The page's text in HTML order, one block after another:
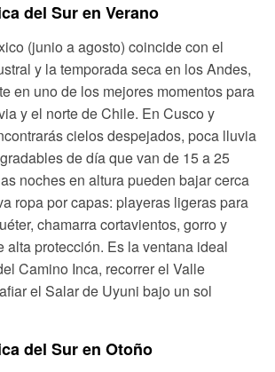
del Sur en Verano
(junio a agosto) coincide con el
y la temporada seca en los Andes,
en uno de los mejores momentos para
y el norte de Chile. En Cusco y
cielos despejados, poca lluvia
de día que van de 15 a 25
noches en altura pueden bajar cerca
ropa por capas: playeras ligeras para
chamarra cortavientos, gorro y
alta protección. Es la ventana ideal
Camino Inca, recorrer el Valle
el Salar de Uyuni bajo un sol
del Sur en Otoño